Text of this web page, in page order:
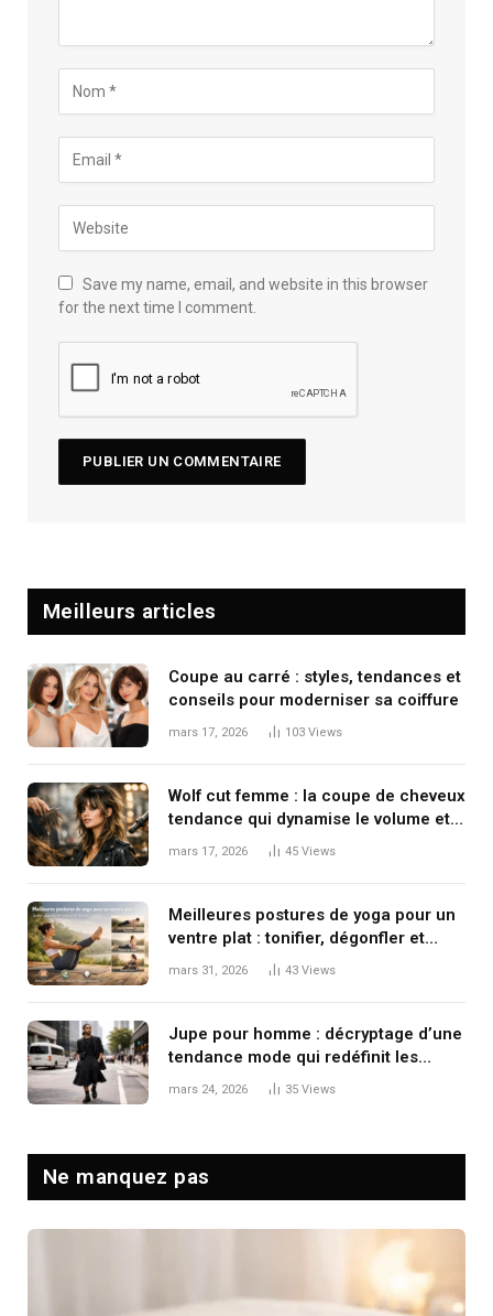
Save my name, email, and website in this browser
for the next time I comment.
Meilleurs articles
Coupe au carré : styles, tendances et
conseils pour moderniser sa coiffure
mars 17, 2026 103 Views
Wolf cut femme : la coupe de cheveux
tendance qui dynamise le volume et
le mouvement
mars 17, 2026 45 Views
Meilleures postures de yoga pour un
ventre plat : tonifier, dégonfler et
renforcer en douceur
mars 31, 2026 43 Views
Jupe pour homme : décryptage d’une
tendance mode qui redéfinit les
codes masculins
mars 24, 2026 35 Views
Ne manquez pas